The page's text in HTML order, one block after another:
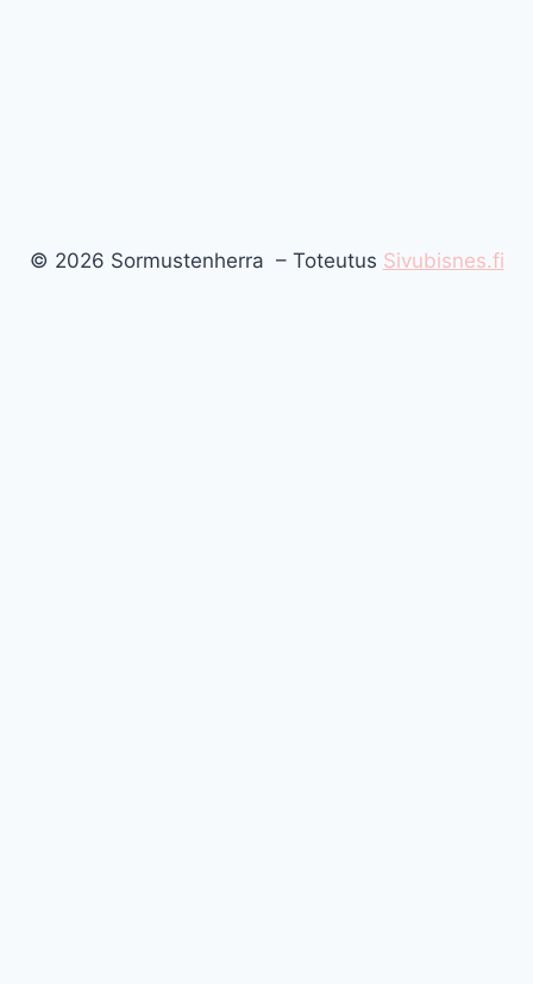
© 2026 Sormustenherra – Toteutus Sivubisnes.fi